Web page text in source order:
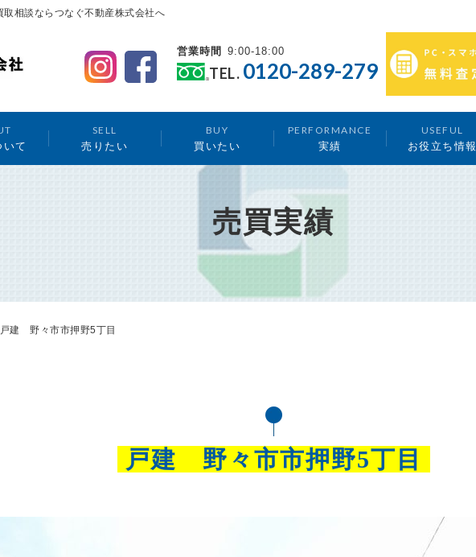
相談ならつなぐ不動産株式会社へ
営業時間 9:00-18:00
TEL. 0120-289-279
いて
SELL
売りたい
BUY
買いたい
PERFORMANCE
実績
USEFUL
お役立ち情報
売買実績
戸建 野々市市押野5丁目
戸建 野々市市押野5丁目